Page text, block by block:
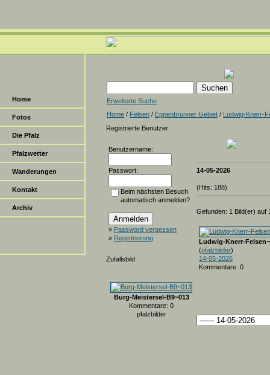
Home
Fotos
Die Pfalz
Pfalzwetter
Wanderungen
Kontakt
Archiv
Erweiterte Suche
Home / Felsen / Eppenbrunner Gebiet / Ludwig-Knerr-
Registrierte Benutzer
Benutzername:
Passwort:
Beim nächsten Besuch
automatisch anmelden?
» Password vergessen
» Registrierung
Zufallsbild
Burg-Meistersel-B9~013
Kommentare: 0
pfalzbilder
14-05-2026
(Hits: 188)
Gefunden: 1 Bild(er) auf
Ludwig-Knerr-
(pfalzbilder)
14-05-2026
Kommentare: 0